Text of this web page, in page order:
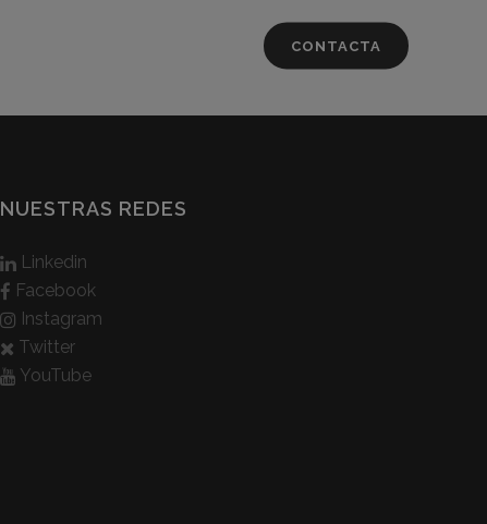
CONTACTA
NUESTRAS REDES
Linkedin
Facebook
Instagram
Twitter
YouTube